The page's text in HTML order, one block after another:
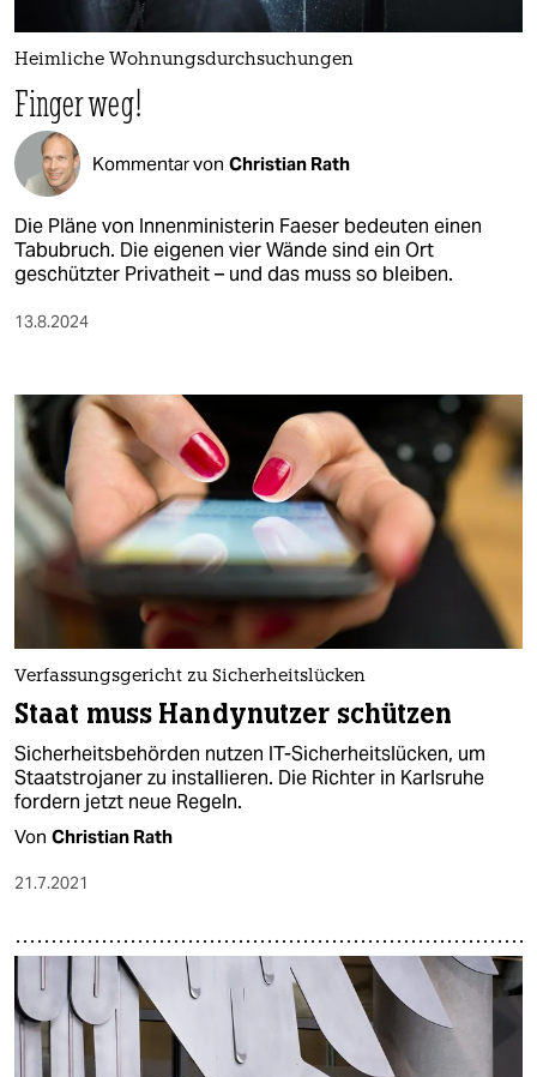
nord
wahrheit
verlag
verlag
veranstaltungen
unterstützen
abo
genossenschaft
epaper login
Heimliche Wohnungsdurchsuchungen
Finger weg!
Kommentar von Christian Rath
Die Pläne von Innenministerin Faeser bedeuten einen
Tabubruch. Die eigenen vier Wände sind ein Ort
geschützter Privatheit – und das muss so bleiben.
13.8.2024
Verfassungsgericht zu Sicherheitslücken
Staat muss Handynutzer schützen
Sicherheitsbehörden nutzen IT-Sicherheitslücken, um
Staatstrojaner zu installieren. Die Richter in Karlsruhe
fordern jetzt neue Regeln.
Von Christian Rath
21.7.2021